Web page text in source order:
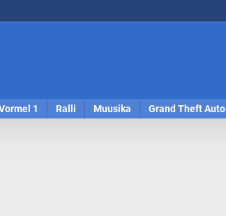
1 Ralli Muusika Grand Theft Auto